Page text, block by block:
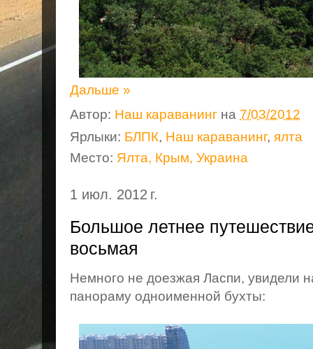
Дальше »
Автор: Наш караванинг на 7/03/2012
Ярлыки: БЛПК, Наш караванинг, ялта
Место: Ялта, Крым, Украина
1 июл. 2012 г.
Большое летнее
восьмая
Немного не доезжая Ласпи, увидели
панораму одноименной бухты: